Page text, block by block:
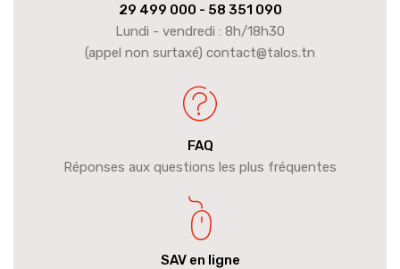
29 499 000 - 58 351 090
Lundi - vendredi : 8h/18h30
(appel non surtaxé) contact@talos.tn
FAQ
Réponses aux questions les plus fréquentes
SAV en ligne